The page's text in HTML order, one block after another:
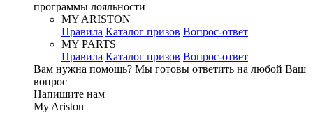
программы лояльности
MY ARISTON
Правила Каталог призов Вопрос-ответ
MY PARTS
Правила Каталог призов Вопрос-ответ
Вам нужна помощь? Мы готовы ответить на любой Ваш
вопрос
Напишите нам
My Ariston